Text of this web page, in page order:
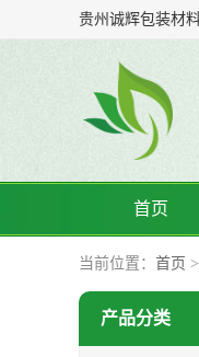
首页
当前位置： 首页 >
产品分类